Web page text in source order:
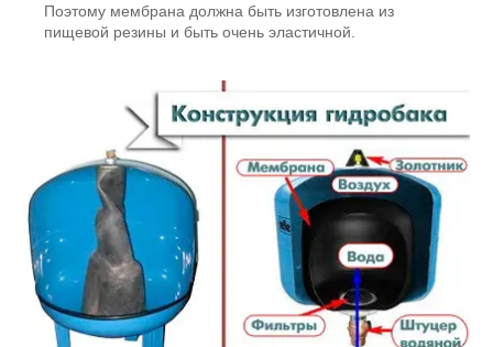
Поэтому мембрана должна быть изготовлена из
пищевой резины и быть очень эластичной.